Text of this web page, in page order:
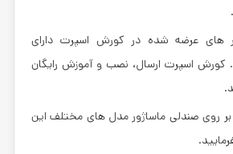
های عرضه شده در کورش اسپرت دارای
کورش اسپرت ارسال، نصب و آموزش رایگان
بر روی صندلی ماساژور مدل های مختلف این